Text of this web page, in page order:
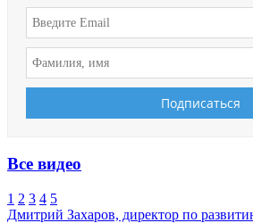
Все видео
1 2 3 4 5
Дмитрий Захаров, директор по